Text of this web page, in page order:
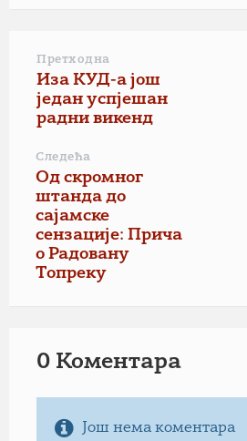
Претходна
Иза КУД-а још
један успјешан
радни викенд
Следећа
Од скромног
штанда до
сајамске
сензације: Прича
о Радовану
Топреку
0 Коментарa
Још нема коментара